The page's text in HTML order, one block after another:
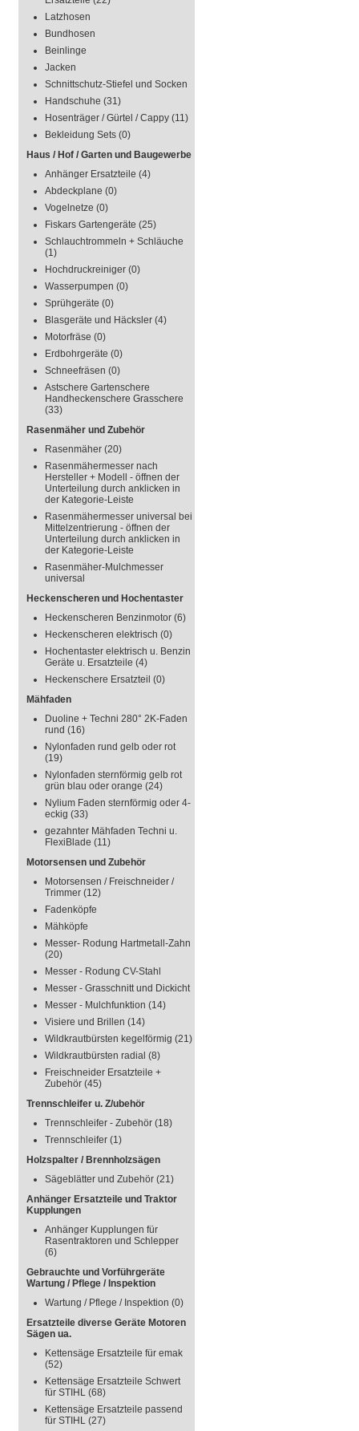
Latzhosen
Bundhosen
Beinlinge
Jacken
Schnittschutz-Stiefel und Socken
Handschuhe (31)
Hosenträger / Gürtel / Cappy (11)
Bekleidung Sets (0)
Haus / Hof / Garten und Baugewerbe
Anhänger Ersatzteile (4)
Abdeckplane (0)
Vogelnetze (0)
Fiskars Gartengeräte (25)
Schlauchtrommeln + Schläuche
(1)
Hochdruckreiniger (0)
Wasserpumpen (0)
Sprühgeräte (0)
Blasgeräte und Häcksler (4)
Motorfräse (0)
Erdbohrgeräte (0)
Schneefräsen (0)
Astschere Gartenschere
Handheckenschere Grasschere
(33)
Rasenmäher und Zubehör
Rasenmäher (20)
Rasenmähermesser nach
Hersteller + Modell - öffnen der
Unterteilung durch anklicken in
der Kategorie-Leiste
Rasenmähermesser universal bei
Mittelzentrierung - öffnen der
Unterteilung durch anklicken in
der Kategorie-Leiste
Rasenmäher-Mulchmesser
universal
Heckenscheren und Hochentaster
Heckenscheren Benzinmotor (6)
Heckenscheren elektrisch (0)
Hochentaster elektrisch u. Benzin
Geräte u. Ersatzteile (4)
Heckenschere Ersatzteil (0)
Mähfaden
Duoline + Techni 280° 2K-Faden
rund (16)
Nylonfaden rund gelb oder rot
(19)
Nylonfaden sternförmig gelb rot
grün blau oder orange (24)
Nylium Faden sternförmig oder 4-
eckig (33)
gezahnter Mähfaden Techni u.
FlexiBlade (11)
Motorsensen und Zubehör
Motorsensen / Freischneider /
Trimmer (12)
Fadenköpfe
Mähköpfe
Messer- Rodung Hartmetall-Zahn
(20)
Messer - Rodung CV-Stahl
Messer - Grasschnitt und Dickicht
Messer - Mulchfunktion (14)
Visiere und Brillen (14)
Wildkrautbürsten kegelförmig (21)
Wildkrautbürsten radial (8)
Freischneider Ersatzteile +
Zubehör (45)
Trennschleifer u. Z/ubehör
Trennschleifer - Zubehör (18)
Trennschleifer (1)
Holzspalter / Brennholzsägen
Sägeblätter und Zubehör (21)
Anhänger Ersatzteile und Traktor
Kupplungen
Anhänger Kupplungen für
Rasentraktoren und Schlepper
(6)
Gebrauchte und Vorführgeräte
Wartung / Pflege / Inspektion
Wartung / Pflege / Inspektion (0)
Ersatzteile diverse Geräte Motoren
Sägen ua.
Kettensäge Ersatzteile für emak
(52)
Kettensäge Ersatzteile Schwert
für STIHL (68)
Kettensäge Ersatzteile passend
für STIHL (27)